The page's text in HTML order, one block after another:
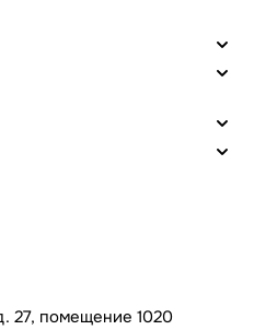
27, помещение 1020